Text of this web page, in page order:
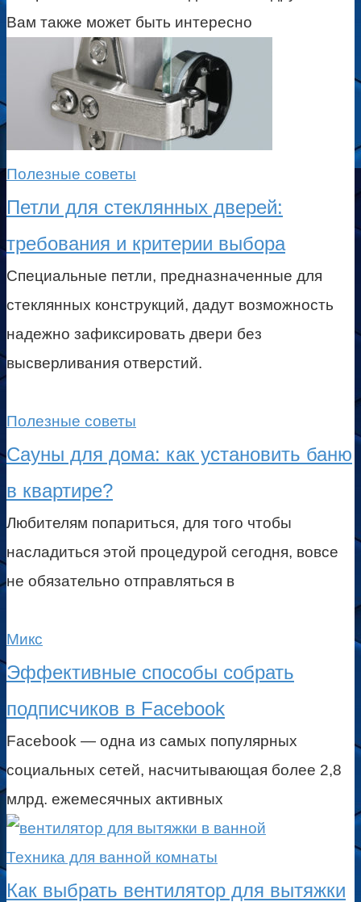
Вам также может быть интересно
Полезные советы
Петли для стеклянных дверей:
требования и критерии выбора
Специальные петли, предназначенные для
стеклянных конструкций, дадут возможность
надежно зафиксировать двери без
высверливания отверстий.
Полезные советы
Сауны для дома: как установить баню
в квартире?
Любителям попариться, для того чтобы
насладиться этой процедурой сегодня, вовсе
не обязательно отправляться в
Микс
Эффективные способы собрать
подписчиков в Facebook
Facebook — одна из самых популярных
социальных сетей, насчитывающая более 2,8
млрд. ежемесячных активных
Техника для ванной комнаты
Как выбрать вентилятор для вытяжки